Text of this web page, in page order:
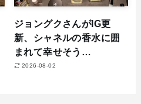
ジョングクさんがIG更
新、シャネルの香水に囲
まれて幸せそう…
2026-08-02